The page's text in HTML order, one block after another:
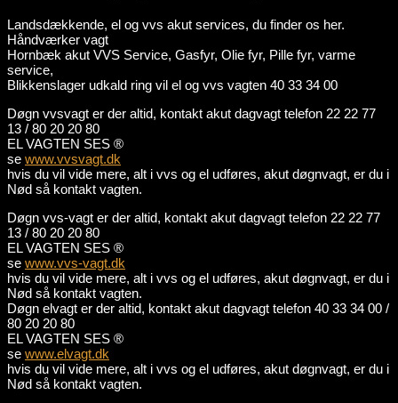
Landsdækkende, el og vvs akut services, du finder os her.
Håndværker vagt
Hornbæk akut VVS Service, Gasfyr, Olie fyr, Pille fyr, varme
service,
Blikkenslager udkald ring vil el og vvs vagten 40 33 34 00
Døgn vvsvagt er der altid, kontakt akut dagvagt telefon 22 22 77
13 / 80 20 20 80
EL VAGTEN SES ®
se www.vvsvagt.dk
hvis du vil vide mere, alt i vvs og el udføres, akut døgnvagt, er du i
Nød så kontakt vagten.
Døgn vvs-vagt er der altid, kontakt akut dagvagt telefon 22 22 77
13 / 80 20 20 80
EL VAGTEN SES ®
se www.vvs-vagt.dk
hvis du vil vide mere, alt i vvs og el udføres, akut døgnvagt, er du i
Nød så kontakt vagten.
Døgn elvagt er der altid, kontakt akut dagvagt telefon 40 33 34 00 /
80 20 20 80
EL VAGTEN SES ®
se www.elvagt.dk
hvis du vil vide mere, alt i vvs og el udføres, akut døgnvagt, er du i
Nød så kontakt vagten.